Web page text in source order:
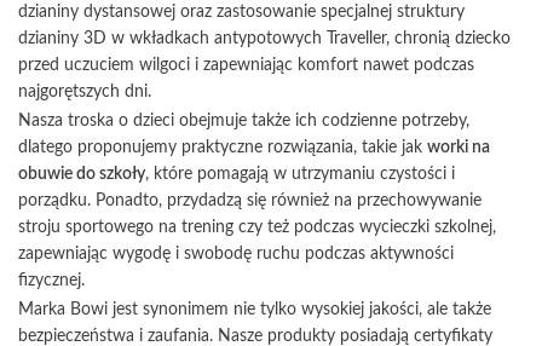
dzianiny dystansowej oraz zastosowanie specjalnej struktury
dzianiny 3D w wkładkach antypotowych Traveller, chronią dziecko
przed uczuciem wilgoci i zapewniając komfort nawet podczas
najgorętszych dni.
Nasza troska o dzieci obejmuje także ich codzienne potrzeby,
dlatego proponujemy praktyczne rozwiązania, takie jak worki na
obuwie do szkoły, które pomagają w utrzymaniu czystości i
porządku. Ponadto, przydadzą się również na przechowywanie
stroju sportowego na trening czy też podczas wycieczki szkolnej,
zapewniając wygodę i swobodę ruchu podczas aktywności
fizycznej.
Marka Bowi jest synonimem nie tylko wysokiej jakości, ale także
bezpieczeństwa i zaufania. Nasze produkty posiadają certyfikaty